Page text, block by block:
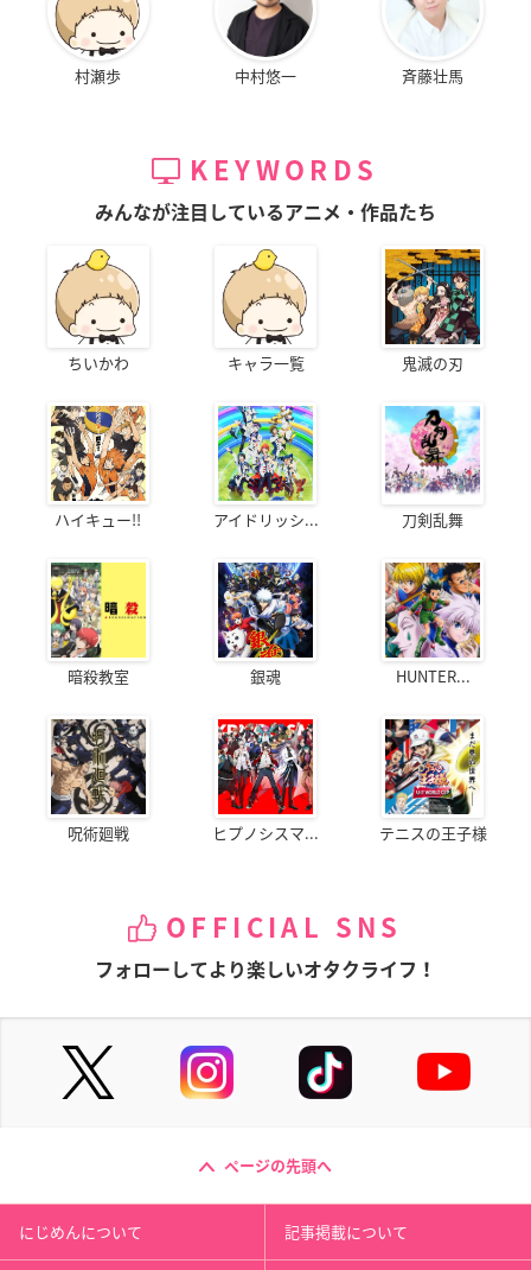
村瀬歩 中村悠一 斉藤壮馬
KEYWORDS
みんなが注目しているアニメ・作品たち
ちいかわ キャラ一覧 鬼滅の刃
ハイキュー!! アイドリッシ... 刀剣乱舞
暗殺教室 銀魂 HUNTER...
呪術廻戦 ヒプノシスマ... テニスの王子様
OFFICIAL SNS
フォローしてより楽しいオタクライフ！
ページの先頭へ
にじめんについて 記事掲載について